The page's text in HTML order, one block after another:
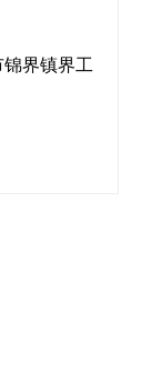
界镇界工